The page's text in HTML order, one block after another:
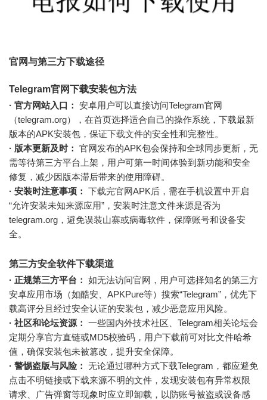
官网与第三方下载途径
Telegram官网下载安装包方法
· 官方网站入口： 安卓用户可以直接访问Telegram官网
（telegram.org），在首页选择适合自己的操作系统，下载最新
版本的APK安装包，保证下载文件的安全性和完整性。
· 版本更新及时： 官网发布的APK包会保持和全球同步更新，无
需等待第三方平台上架，用户可第一时间体验到新功能和安全
修复，减少因版本滞后带来的使用障碍。
· 安装时注意事项： 下载完官网APK后，需在手机设置中开启
“允许安装未知来源应用”，安装时注意文件来源是否为
telegram.org，避免误装山寨或病毒软件，保障账号和设备安
全。
第三方安全软件下载渠道
· 正规第三方平台： 如无法访问官网，用户可选择知名的第三方
安卓应用市场（如酷安、APKPure等）搜索“Telegram”，优先下
载高评分且经过安全认证的安装包，减少恶意应用风险。
· 社区和论坛资源： 一些国内外技术社区、Telegram相关论坛会
定期分享官方直链或MD5校验码，用户下载前可对比文件哈希
值，确保安装包未被篡改，提升安全保障。
· 警惕盗版与风险： 无论通过哪种方式下载Telegram，都应避免
点击不明链接或下载来源不明的文件，发现安装包有异常权限
请求、广告弹窗等现象时应立即卸载，以防账号被盗或设备感